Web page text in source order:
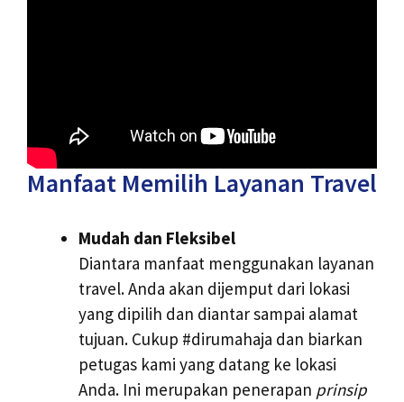
Manfaat Memilih Layanan Travel
Mudah dan Fleksibel
Diantara manfaat menggunakan layanan
travel. Anda akan dijemput dari lokasi
yang dipilih dan diantar sampai alamat
tujuan. Cukup #dirumahaja dan biarkan
petugas kami yang datang ke lokasi
Anda. Ini merupakan penerapan prinsip